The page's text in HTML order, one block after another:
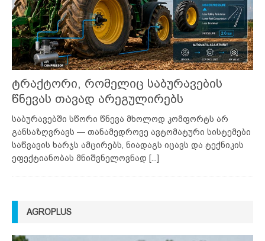
ტრაქტორი, რომელიც საბურავების
წნევას თავად არეგულირებს
საბურავებში სწორი წნევა მხოლოდ კომფორტს არ
განსაზღვრავს — თანამედროვე ავტომატური სისტემები
საწვავის ხარჯს ამცირებს, ნიადაგს იცავს და ტექნიკის
ეფექტიანობას მნიშვნელოვნად [...]
AGROPLUS